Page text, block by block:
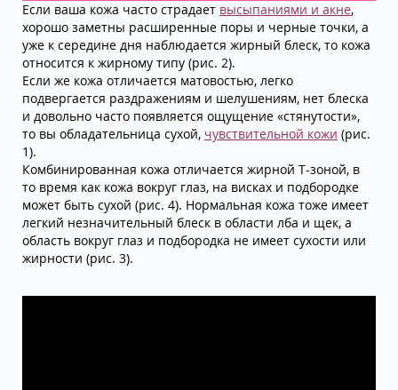
Если ваша кожа часто страдает высыпаниями и акне,
хорошо заметны расширенные поры и черные точки, а
уже к середине дня наблюдается жирный блеск, то кожа
относится к жирному типу (рис. 2).
Если же кожа отличается матовостью, легко
подвергается раздражениям и шелушениям, нет блеска
и довольно часто появляется ощущение «стянутости»,
то вы обладательница сухой, чувствительной кожи (рис.
1).
Комбинированная кожа отличается жирной Т-зоной, в
то время как кожа вокруг глаз, на висках и подбородке
может быть сухой (рис. 4). Нормальная кожа тоже имеет
легкий незначительный блеск в области лба и щек, а
область вокруг глаз и подбородка не имеет сухости или
жирности (рис. 3).